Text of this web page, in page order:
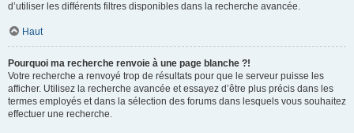
d’utiliser les différents filtres disponibles dans la recherche avancée.
Haut
Pourquoi ma recherche renvoie à une page blanche ?!
Votre recherche a renvoyé trop de résultats pour que le serveur puisse les
afficher. Utilisez la recherche avancée et essayez d’être plus précis dans les
termes employés et dans la sélection des forums dans lesquels vous souhaitez
effectuer une recherche.